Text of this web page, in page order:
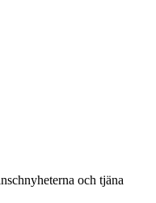
och tjäna